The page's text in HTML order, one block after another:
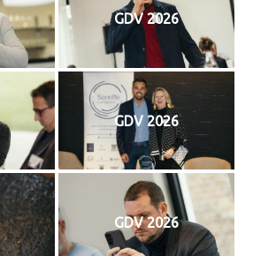
GDV 2026
GDV 2026
GDV 2026